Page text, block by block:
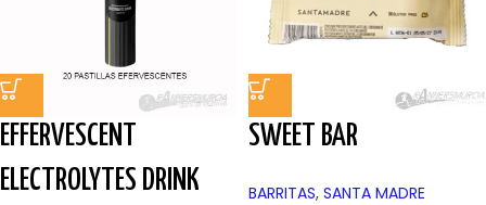
EFFERVESCENT
ELECTROLYTES DRINK
SWEET BAR
BARRITAS, SANTA MADRE